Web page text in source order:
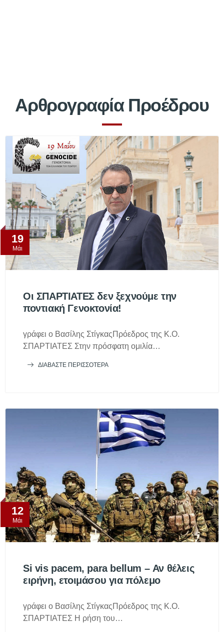
Αρθρογραφία Προέδρου
19
Μάι
Οι ΣΠΑΡΤΙΑΤΕΣ δεν ξεχνούμε την
ποντιακή Γενοκτονία!
γράφει ο Βασίλης ΣτίγκαςΠρόεδρος της Κ.Ο.
ΣΠΑΡΤΙΑΤΕΣ Στην πρόσφατη ομιλία…
ΔΙΑΒΆΣΤΕ ΠΕΡΙΣΣΌΤΕΡΑ
12
Μάι
Si vis pacem, para bellum – Αν θέλεις
ειρήνη, ετοιμάσου για πόλεμο
γράφει ο Βασίλης ΣτίγκαςΠρόεδρος της Κ.Ο.
ΣΠΑΡΤΙΑΤΕΣ Η ρήση του…